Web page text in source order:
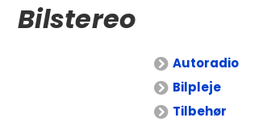
Bilstereo
Autoradio
Bilpleje
Tilbehør